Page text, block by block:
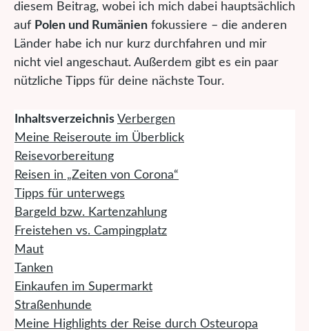
diesem Beitrag, wobei ich mich dabei hauptsächlich
auf Polen und Rumänien fokussiere – die anderen
Länder habe ich nur kurz durchfahren und mir
nicht viel angeschaut. Außerdem gibt es ein paar
nützliche Tipps für deine nächste Tour.
Inhaltsverzeichnis Verbergen
Meine Reiseroute im Überblick
Reisevorbereitung
Reisen in „Zeiten von Corona“
Tipps für unterwegs
Bargeld bzw. Kartenzahlung
Freistehen vs. Campingplatz
Maut
Tanken
Einkaufen im Supermarkt
Straßenhunde
Meine Highlights der Reise durch Osteuropa